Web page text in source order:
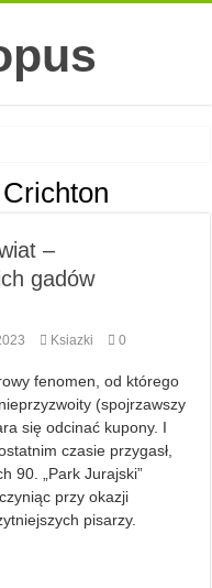
pomaga oswoić się ze
rok
–
gadów
Ksiazki 0
fenomen, od którego
(spojrzawszy
się odcinać kupony. I
czasie przygasł,
90. „Park Jurajski”
przy okazji
pisarzy.